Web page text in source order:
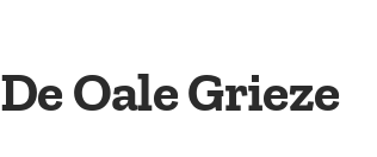
De Oale Grieze